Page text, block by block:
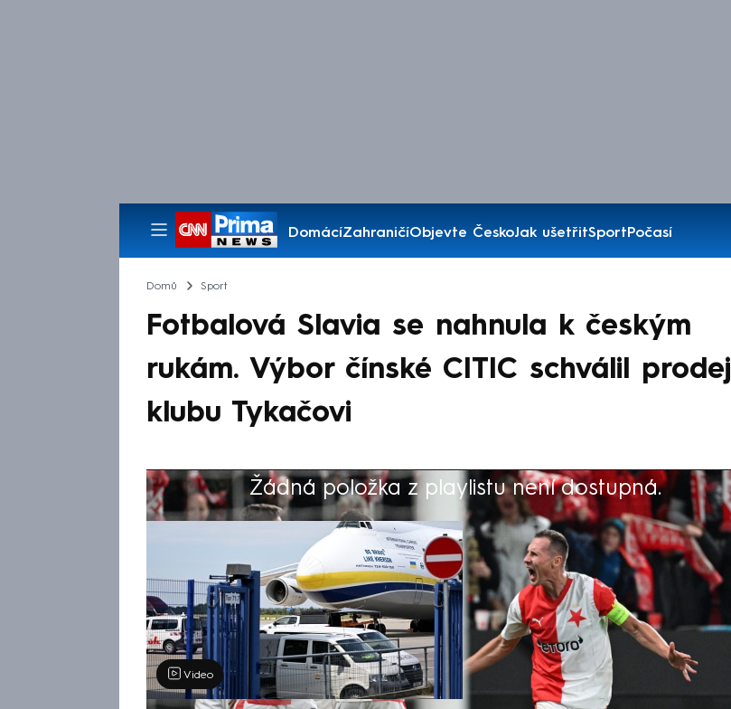
DomácíZahraničíObjevte ČeskoJak ušetřitSportPočasí
Pořady
Domů Sport
Fotbalová Slavia se nahnula k českým
rukám. Výbor čínské CITIC schválil prodej
klubu Tykačovi
Žádná položka z playlistu není dostupná.
Výběr redakce
Video